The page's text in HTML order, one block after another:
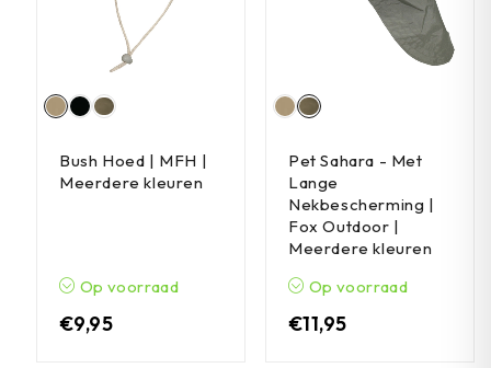
Bush Hoed | MFH |
Meerdere kleuren
Op voorraad
€9,95
Pet Sahara - Met
Lange
Nekbescherming |
Fox Outdoor |
Meerdere kleuren
Op voorraad
€11,95